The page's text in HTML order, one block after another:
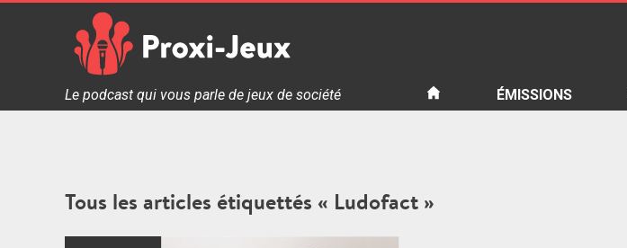
Proxi Jeux - Le podcast qui vous parle de jeux de société
Le podcast qui vous parle de jeux de société ÉMISSIONS
Tous les articles étiquettés « Ludofact »